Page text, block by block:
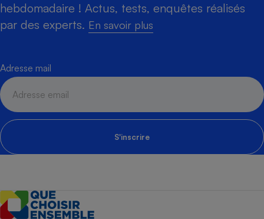
hebdomadaire ! Actus, tests, enquêtes réalisés
par des experts. En savoir plus
Adresse mail
S'inscrire